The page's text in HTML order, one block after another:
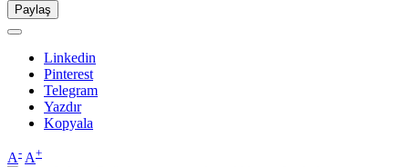
Paylaş
Linkedin
Pinterest
Telegram
Yazdır
Kopyala
A- A+